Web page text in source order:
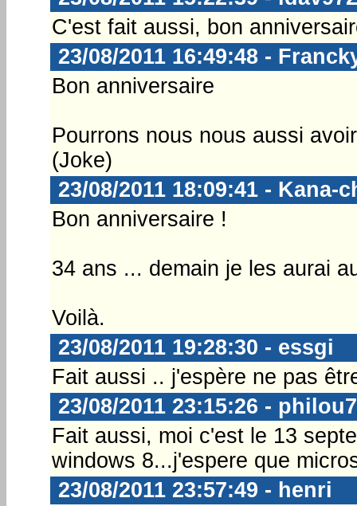
C'est fait aussi, bon
23/08/2011 16:49:48 -
Bon anniversaire
Pourrons nous nous aussi
(Joke)
23/08/2011 18:09:41 - Kana-
Bon anniversaire !
34 ans ... demain je les aurai
Voilà.
23/08/2011 19:28:30 - essgi
Fait aussi .. j'espère ne pas
23/08/2011 23:15:26 -
Fait aussi, moi c'est le 13
windows 8...j'espere que
23/08/2011 23:57:49 - henri